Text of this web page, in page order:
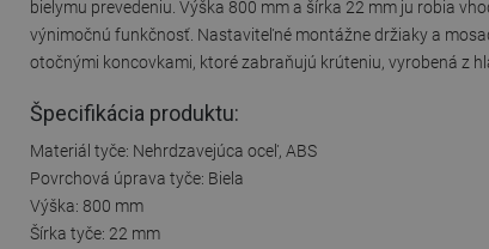
bielymu prevedeniu. Výška 800 mm a šírka 22 mm ju robia
výnimočnú funkčnosť. Nastaviteľné montážne držiaky a
otočnými koncovkami, ktoré zabraňujú krúteniu, vyrobená z
Špecifikácia produktu:
Materiál tyče: Nehrdzavejúca oceľ, ABS
Povrchová úprava tyče: Biela
Výška: 800 mm
Šírka tyče: 22 mm